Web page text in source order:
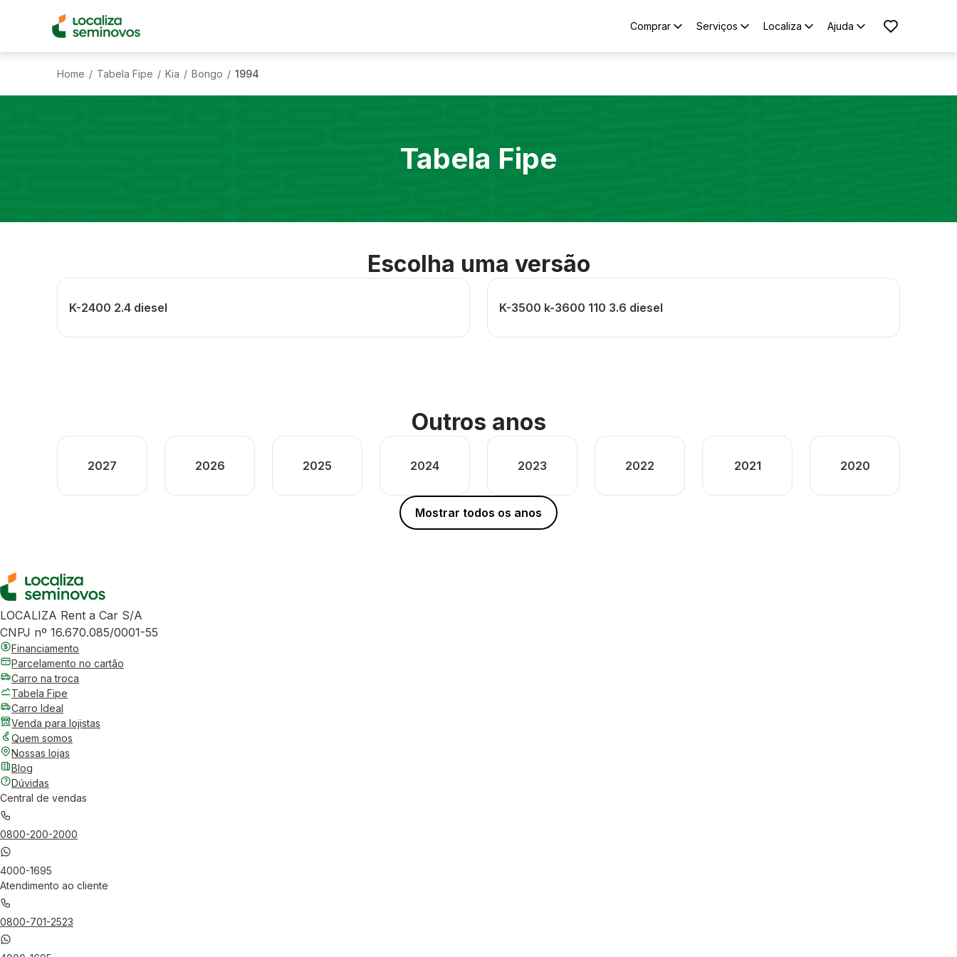
Comprar Serviços Localiza Ajuda
Home / Tabela Fipe / Kia / Bongo / 1994
Tabela Fipe
Escolha uma versão
K-2400 2.4 diesel K-3500 k-3600 110 3.6 diesel
Outros anos
2027 2026 2025 2024 2023 2022 2021 2020
Mostrar todos os anos
LOCALIZA Rent a Car S/A
CNPJ nº 16.670.085/0001-55
Financiamento
Parcelamento no cartão
Carro na troca
Tabela Fipe
Carro Ideal
Venda para lojistas
Quem somos
Nossas lojas
Blog
Dúvidas
Central de vendas
0800-200-2000
4000-1695
Atendimento ao cliente
0800-701-2523